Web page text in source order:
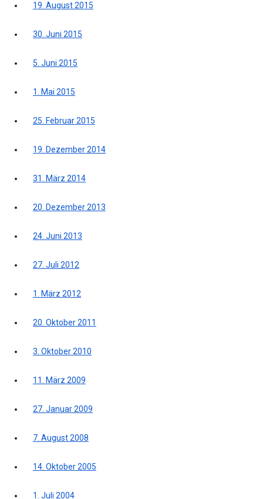
19. August 2015
30. Juni 2015
5. Juni 2015
1. Mai 2015
25. Februar 2015
19. Dezember 2014
31. März 2014
20. Dezember 2013
24. Juni 2013
27. Juli 2012
1. März 2012
20. Oktober 2011
3. Oktober 2010
11. März 2009
27. Januar 2009
7. August 2008
14. Oktober 2005
1. Juli 2004